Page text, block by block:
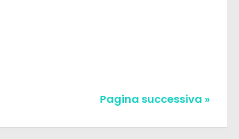
Pagina successiva »